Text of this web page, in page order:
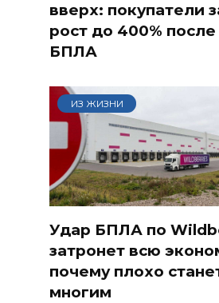
вверх: покупатели
рост до 400% после
БПЛА
ИЗ ЖИЗНИ
Удар БПЛА по
затронет всю
почему плохо
многим